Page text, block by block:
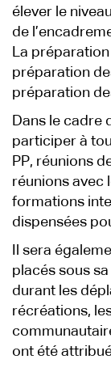
élever le
de
La
préparation
préparation
Dans le cadre
participer à
PP, réunions
réunions avec
formations
dispensées
Il sera
placés sous
durant les
récréations,
ont été